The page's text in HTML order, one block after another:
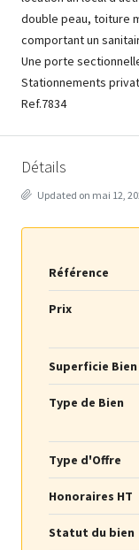
double peau, toiture
comportant un
Une porte
Stationnements
Ref.7834
Détails
Updated on mai 12,
Référence
Prix
Superficie Bien
Type de Bien
Type d'Offre
Honoraires HT
Statut du bien